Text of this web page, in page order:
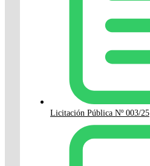
Licitación Pública Nº 003/25